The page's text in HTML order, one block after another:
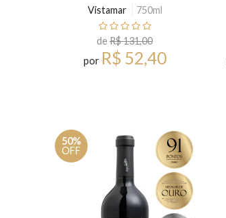
Vistamar
750ml
deR$ 131,00
por R$ 52,40
50%
OFF